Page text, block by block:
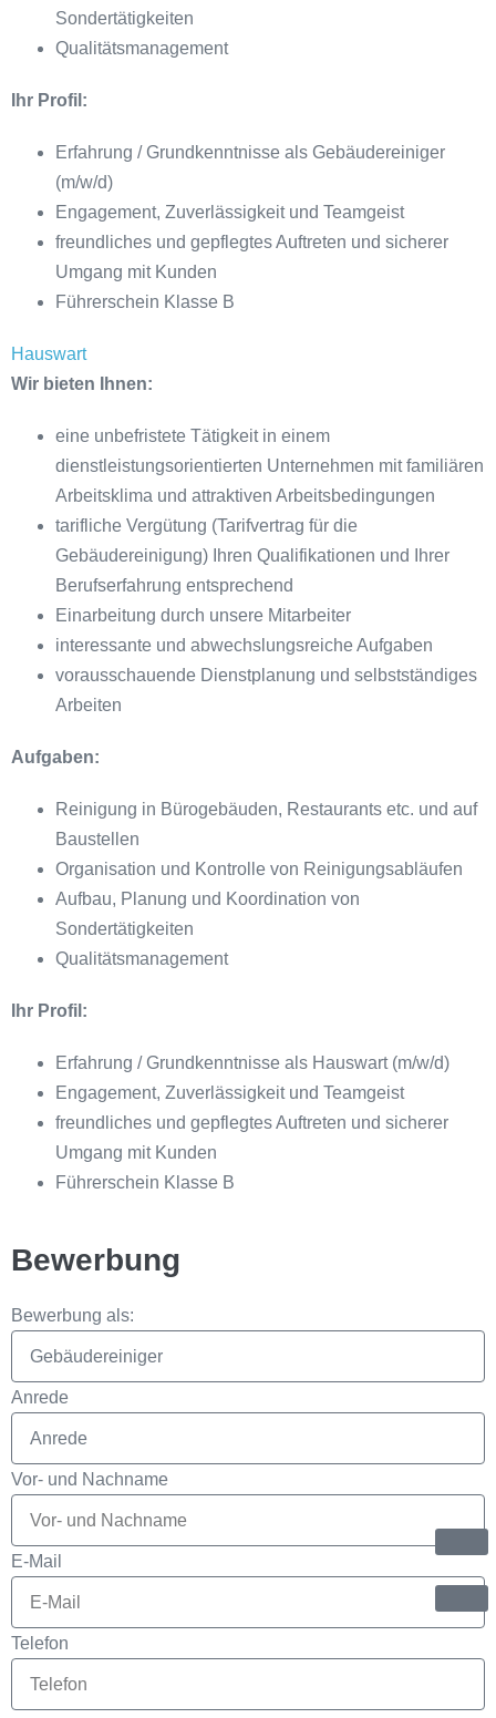
Sondertätigkeiten
Qualitätsmanagement
Ihr Profil:
Erfahrung / Grundkenntnisse als Gebäudereiniger
(m/w/d)
Engagement, Zuverlässigkeit und Teamgeist
freundliches und gepflegtes Auftreten und sicherer
Umgang mit Kunden
Führerschein Klasse B
Hauswart
Wir bieten Ihnen:
eine unbefristete Tätigkeit in einem
dienstleistungsorientierten Unternehmen mit familiären
Arbeitsklima und attraktiven Arbeitsbedingungen
tarifliche Vergütung (Tarifvertrag für die
Gebäudereinigung) Ihren Qualifikationen und Ihrer
Berufserfahrung entsprechend
Einarbeitung durch unsere Mitarbeiter
interessante und abwechslungsreiche Aufgaben
vorausschauende Dienstplanung und selbstständiges
Arbeiten
Aufgaben:
Reinigung in Bürogebäuden, Restaurants etc. und auf
Baustellen
Organisation und Kontrolle von Reinigungsabläufen
Aufbau, Planung und Koordination von
Sondertätigkeiten
Qualitätsmanagement
Ihr Profil:
Erfahrung / Grundkenntnisse als Hauswart (m/w/d)
Engagement, Zuverlässigkeit und Teamgeist
freundliches und gepflegtes Auftreten und sicherer
Umgang mit Kunden
Führerschein Klasse B
Bewerbung
Bewerbung als:
Anrede
Vor- und Nachname
E-Mail
Telefon